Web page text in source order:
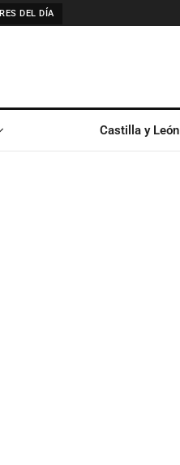
DEL DÍA
Castilla y León